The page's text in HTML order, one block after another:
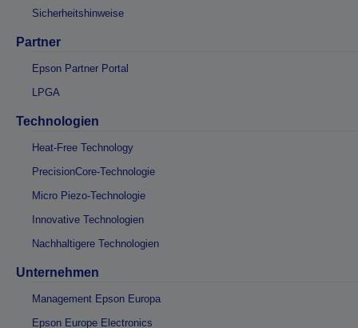
Sicherheitshinweise
Partner
Epson Partner Portal
LPGA
Technologien
Heat-Free Technology
PrecisionCore-Technologie
Micro Piezo-Technologie
Innovative Technologien
Nachhaltigere Technologien
Unternehmen
Management Epson Europa
Epson Europe Electronics